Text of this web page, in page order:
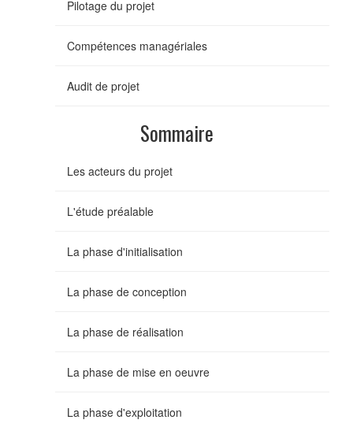
Pilotage du projet
Compétences managériales
Audit de projet
Sommaire
Les acteurs du projet
L'étude préalable
La phase d'initialisation
La phase de conception
La phase de réalisation
La phase de mise en oeuvre
La phase d'exploitation